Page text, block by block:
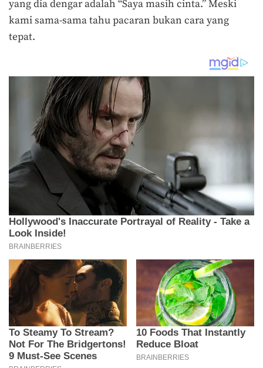
yang dia dengar adalah “Saya masih cinta.” Meski
kami sama-sama tahu pacaran bukan cara yang
tepat.